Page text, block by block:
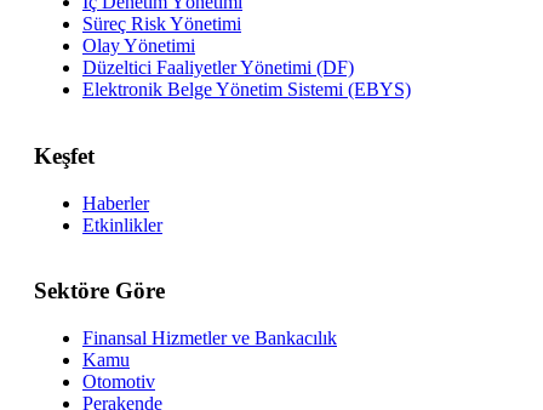
Süreç Risk Yönetimi
Olay Yönetimi
Düzeltici Faaliyetler Yönetimi (DF)
Elektronik Belge Yönetim Sistemi (EBYS)
Keşfet
Haberler
Etkinlikler
Sektöre Göre
Finansal Hizmetler ve Bankacılık
Kamu
Otomotiv
Perakende